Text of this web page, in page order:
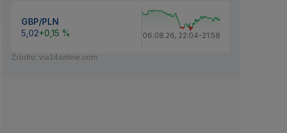
GBP/PLN
5,02+0,15 % 06.08.26, 22:04-21:58
Źródło: via24online.com